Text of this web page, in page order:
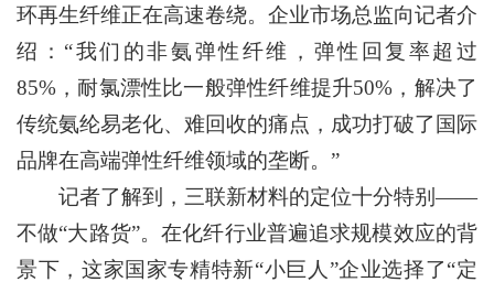
环再生纤维正在高速卷绕。企业市场总监向记者介
绍：“我们的非氨弹性纤维，弹性回复率超过
85%，耐氯漂性比一般弹性纤维提升50%，解决了
传统氨纶易老化、难回收的痛点，成功打破了国际
品牌在高端弹性纤维领域的垄断。”
记者了解到，三联新材料的定位十分特别——
不做“大路货”。在化纤行业普遍追求规模效应的背
景下，这家国家专精特新“小巨人”企业选择了“定